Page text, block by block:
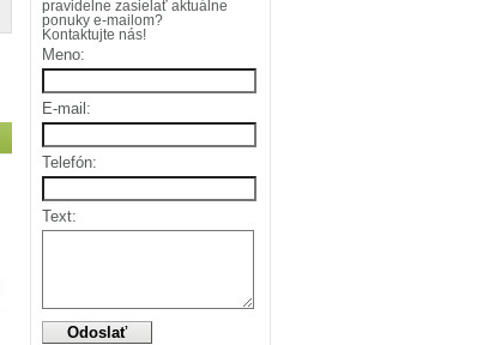
pravidelne zasielať aktuálne
ponuky e-mailom?
Kontaktujte nás!
Meno:
E-mail:
Telefón:
Text: